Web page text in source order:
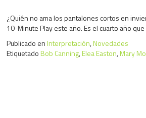
¿Quién no ama los pantalones cortos en
10-Minute Play este año. Es el cuarto año
Publicado enInterpretación,Novedades
EtiquetadoBob Canning,Elea Easton,Mary